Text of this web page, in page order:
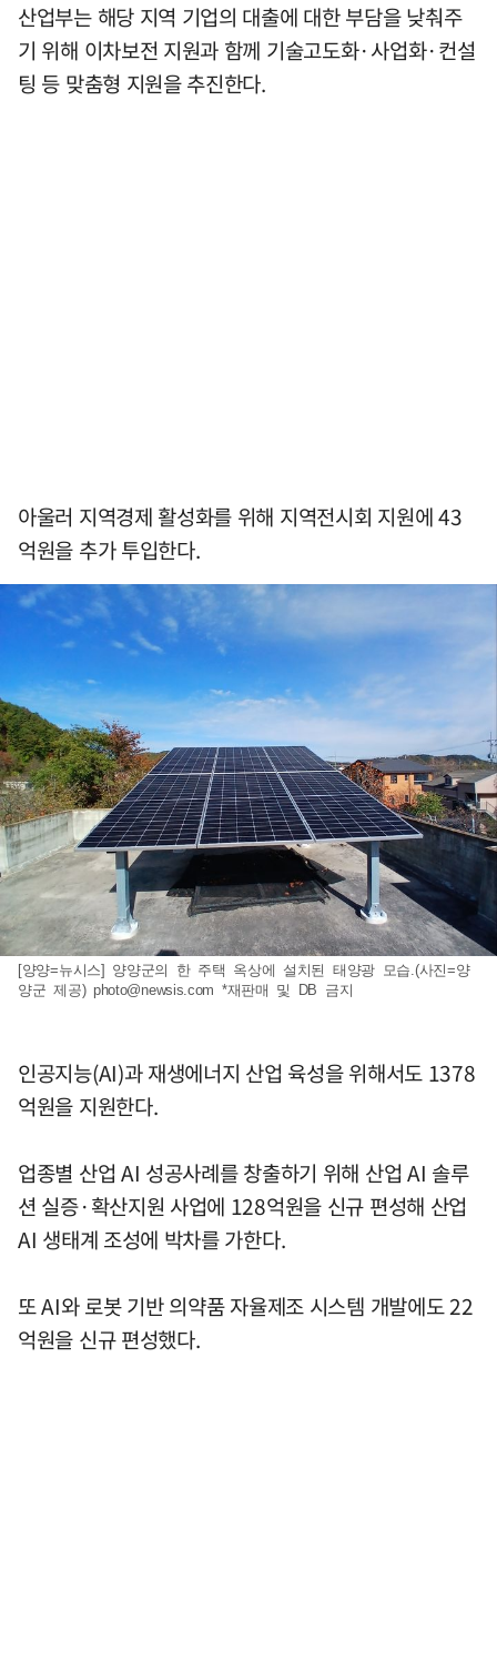
산업부는 해당 지역 기업의 대출에 대한 부담을 낮춰주
기 위해 이차보전 지원과 함께 기술고도화·사업화·컨설
팅 등 맞춤형 지원을 추진한다.
아울러 지역경제 활성화를 위해 지역전시회 지원에 43
억원을 추가 투입한다.
[양양=뉴시스] 양양군의 한 주택 옥상에 설치된 태양광 모습.(사진=양
양군 제공) photo@newsis.com *재판매 및 DB 금지
인공지능(AI)과 재생에너지 산업 육성을 위해서도 1378
억원을 지원한다.
업종별 산업 AI 성공사례를 창출하기 위해 산업 AI 솔루
션 실증·확산지원 사업에 128억원을 신규 편성해 산업
AI 생태계 조성에 박차를 가한다.
또 AI와 로봇 기반 의약품 자율제조 시스템 개발에도 22
억원을 신규 편성했다.